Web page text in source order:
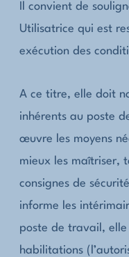
Il convient de
Utilisatrice qui est
exécution des
A ce titre, elle doit
inhérents au poste
œuvre les moyens
mieux les maîtriser,
consignes de
informe les
poste de travail,
habilitations